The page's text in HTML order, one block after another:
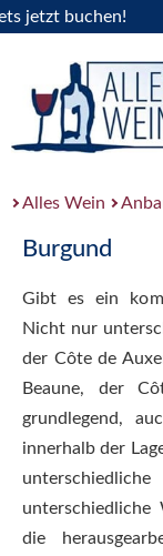
buchen!
Alles Wein
Burgund
Gibt es ein
Nicht nur
der Côte de
Beaune, der
grundlegend,
innerhalb der
die